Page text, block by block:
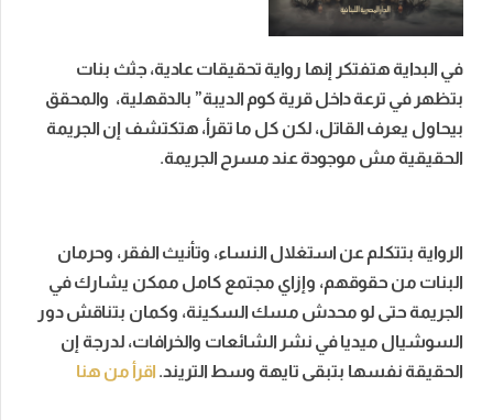
في البداية هتفتكر إنها رواية تحقيقات عادية، جثث بنات
بتظهر في ترعة داخل قرية كوم الديبة” بالدقهلية، والمحقق
بيحاول يعرف القاتل، لكن كل ما تقرأ، هتكتشف إن الجريمة
الحقيقية مش موجودة عند مسرح الجريمة.
الرواية بتتكلم عن استغلال النساء، وتأنيث الفقر، وحرمان
البنات من حقوقهم، وإزاي مجتمع كامل ممكن يشارك في
الجريمة حتى لو محدش مسك السكينة، وكمان بتناقش دور
السوشيال ميديا في نشر الشائعات والخرافات، لدرجة إن
الحقيقة نفسها بتبقى تايهة وسط التريند. اقرأ من هنا